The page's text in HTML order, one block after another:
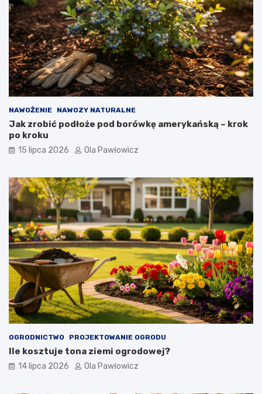
NAWOŻENIE NAWOZY NATURALNE
Jak zrobić podłoże pod borówkę amerykańską – krok
po kroku
15 lipca 2026 Ola Pawłowicz
OGRODNICTWO PROJEKTOWANIE OGRODU
Ile kosztuje tona ziemi ogrodowej?
14 lipca 2026 Ola Pawłowicz